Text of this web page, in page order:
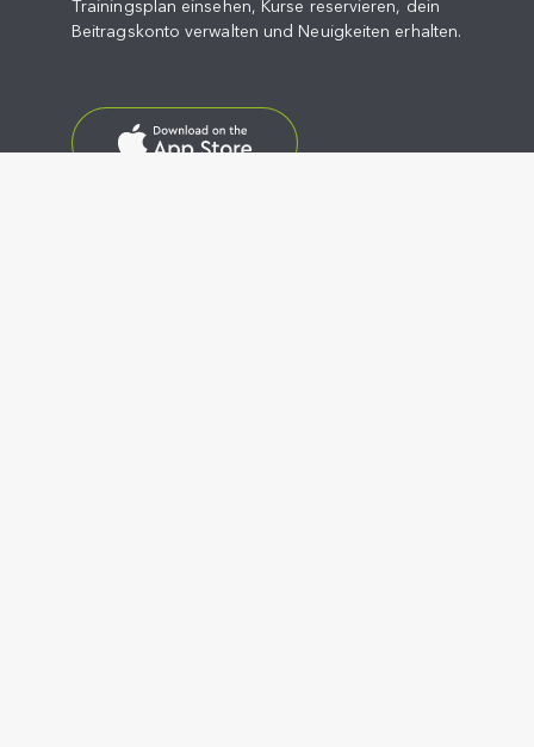
Trainingsplan einsehen, Kurse reservieren, dein
Beitragskonto verwalten und Neuigkeiten erhalten.